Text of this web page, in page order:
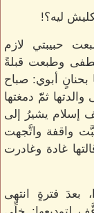
ليه؟!
حبيبتي لازم
وطبعت قبلةً
أبوي: صباح
ثمّّ دمغتها
إسلام يشيرُ إلى
واقفة واتَّجهت
غادة وغادرت
بعدَ فترةٍ انتهى